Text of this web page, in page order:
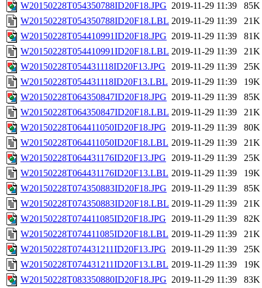
W20150228T054350788ID20F18.JPG 2019-11-29 11:39
85K
W20150228T054350788ID20F18.LBL 2019-11-29 11:39
21K
W20150228T054410991ID20F18.JPG 2019-11-29 11:39
81K
W20150228T054410991ID20F18.LBL 2019-11-29 11:39
21K
W20150228T054431118ID20F13.JPG
2019-11-29 11:39
25K
W20150228T054431118ID20F13.LBL 2019-11-29 11:39
19K
W20150228T064350847ID20F18.JPG 2019-11-29 11:39
85K
W20150228T064350847ID20F18.LBL 2019-11-29 11:39
21K
W20150228T064411050ID20F18.JPG 2019-11-29 11:39
80K
W20150228T064411050ID20F18.LBL 2019-11-29 11:39
21K
W20150228T064431176ID20F13.JPG 2019-11-29 11:39
25K
W20150228T064431176ID20F13.LBL 2019-11-29 11:39
19K
W20150228T074350883ID20F18.JPG 2019-11-29 11:39
85K
W20150228T074350883ID20F18.LBL 2019-11-29 11:39
21K
W20150228T074411085ID20F18.JPG 2019-11-29 11:39
82K
W20150228T074411085ID20F18.LBL 2019-11-29 11:39
21K
W20150228T074431211ID20F13.JPG 2019-11-29 11:39
25K
W20150228T074431211ID20F13.LBL 2019-11-29 11:39
19K
W20150228T083350880ID20F18.JPG 2019-11-29 11:39
83K